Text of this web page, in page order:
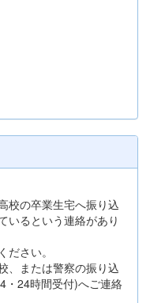
校の卒業生宅へ振り込
いるという連絡があり
さい。
、または警察の振り込
・24時間受付)へご連絡